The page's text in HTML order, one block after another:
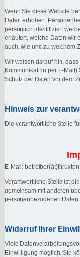
Wenn Sie diese Website
Daten erhoben.
persönlich identifiziert
erläutert, welche Daten wir
auch, wie und zu welchem
Wir weisen darauf hin,
Kommunikation per E-
Schutz der Daten vor dem
Hinweis zur
Die verantwortliche Stelle
E-Mail:
Verantwortliche Stelle ist
gemeinsam mit anderen
personenbezogenen Daten
Widerruf Ihrer
Viele
Einwilligung möglich. Sie